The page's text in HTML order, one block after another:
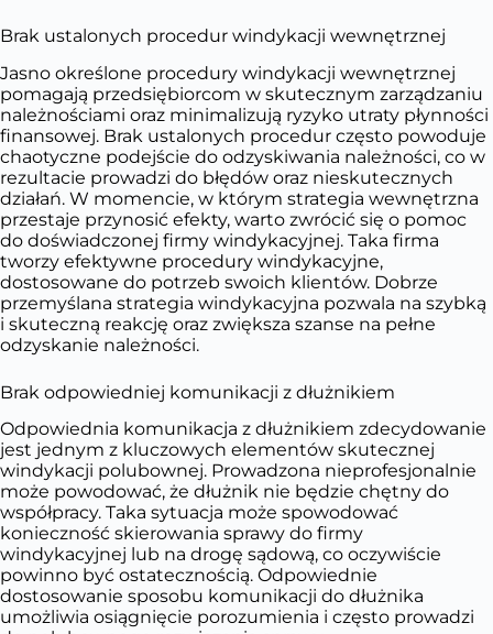
Brak ustalonych procedur windykacji wewnętrznej
Jasno określone procedury windykacji wewnętrznej
pomagają przedsiębiorcom w skutecznym zarządzaniu
należnościami oraz minimalizują ryzyko utraty płynności
finansowej. Brak ustalonych procedur często powoduje
chaotyczne podejście do odzyskiwania należności, co w
rezultacie prowadzi do błędów oraz nieskutecznych
działań. W momencie, w którym strategia wewnętrzna
przestaje przynosić efekty, warto zwrócić się o pomoc
do doświadczonej firmy windykacyjnej. Taka firma
tworzy efektywne procedury windykacyjne,
dostosowane do potrzeb swoich klientów. Dobrze
przemyślana strategia windykacyjna pozwala na szybką
i skuteczną reakcję oraz zwiększa szanse na pełne
odzyskanie należności.
Brak odpowiedniej komunikacji z dłużnikiem
Odpowiednia komunikacja z dłużnikiem zdecydowanie
jest jednym z kluczowych elementów skutecznej
windykacji polubownej. Prowadzona nieprofesjonalnie
może powodować, że dłużnik nie będzie chętny do
współpracy. Taka sytuacja może spowodować
konieczność skierowania sprawy do firmy
windykacyjnej lub na drogę sądową, co oczywiście
powinno być ostatecznością. Odpowiednie
dostosowanie sposobu komunikacji do dłużnika
umożliwia osiągnięcie porozumienia i często prowadzi